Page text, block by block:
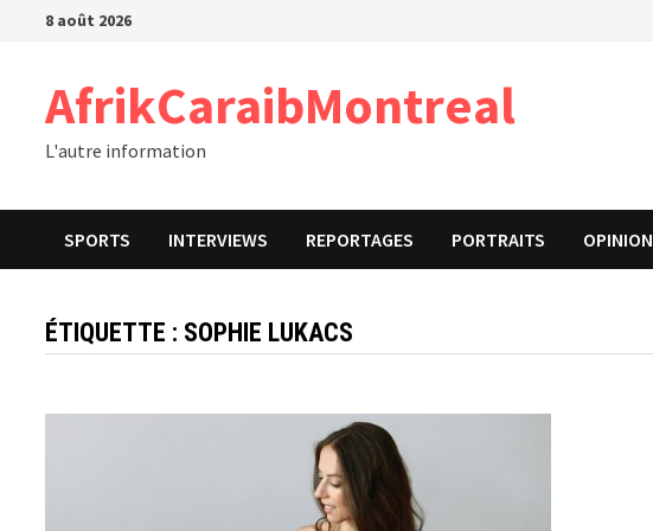
Passer8 août 2026
AfrikCaraibMontreal
L'autre information
SPORTS INTERVIEWS REPORTAGES PORTRAITS OPINION
ÉTIQUETTE : SOPHIE LUKACS